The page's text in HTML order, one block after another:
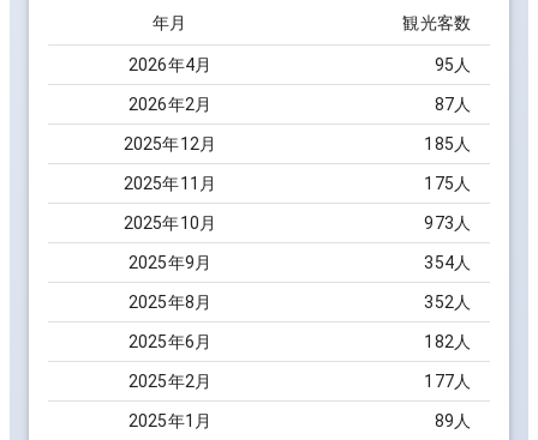
年月 観光客数
2026年4月 95 人
2026年2 月 87人
2025年12 月 185 人
2025年11 月 175 人
2025年10 月 973 人
2025年9 月 354人
2025年8 月 352 人
2025年6 月 182 人
2025年2 月 177人
2025年1 月 89 人